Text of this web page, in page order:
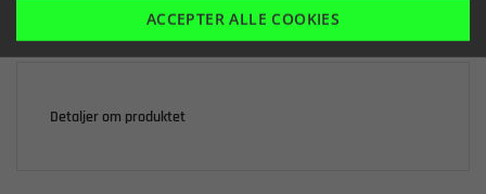
Detaljer om produktet
ACCEPTER ALLE COOKIES